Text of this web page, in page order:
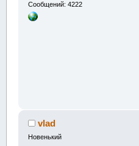
Сообщений: 4222
vlad
Новенький